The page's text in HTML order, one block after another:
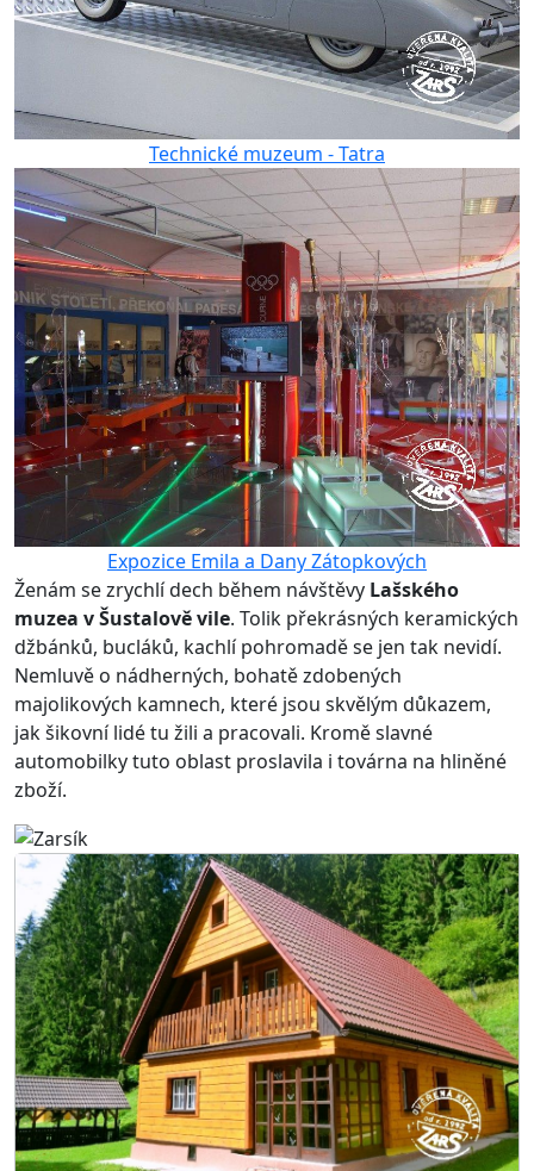
Technické muzeum - Tatra
Expozice Emila a Dany Zátopkových
Ženám se zrychlí dech během návštěvy Lašského
muzea v Šustalově vile. Tolik překrásných keramických
džbánků, bucláků, kachlí pohromadě se jen tak nevidí.
Nemluvě o nádherných, bohatě zdobených
majolikových kamnech, které jsou skvělým důkazem,
jak šikovní lidé tu žili a pracovali. Kromě slavné
automobilky tuto oblast proslavila i továrna na hliněné
zboží.